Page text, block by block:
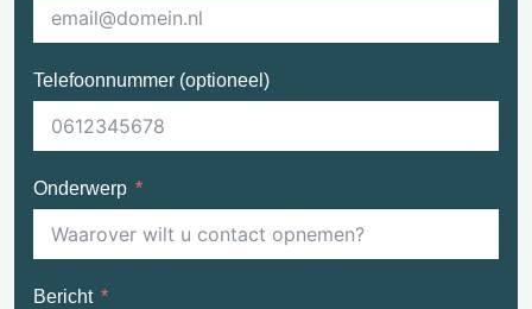
Telefoonnummer (optioneel)
Onderwerp
Bericht